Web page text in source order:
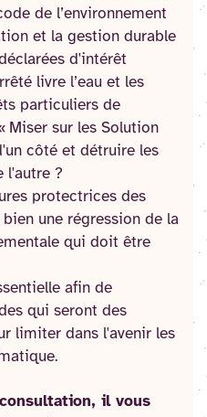
de l’environnement
et la gestion durable
d'intérêt
livre l’eau et les
particuliers de
Miser sur les Solution
côté et détruire les
l'autre ?
protectrices des
une régression de la
qui doit être
afin de
qui seront des
limiter dans l'avenir les
il vous